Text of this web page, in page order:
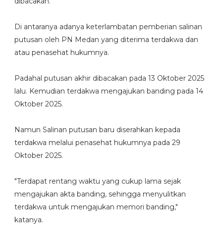
Di antaranya adanya keterlambatan pemberian salinan
putusan oleh PN Medan yang diterima terdakwa dan
atau penasehat hukumnya.
Padahal putusan akhir dibacakan pada 13 Oktober 2025
lalu. Kemudian terdakwa mengajukan banding pada 14
Oktober 2025.
Namun Salinan putusan baru diserahkan kepada
terdakwa melalui penasehat hukumnya pada 29
Oktober 2025.
"Terdapat rentang waktu yang cukup lama sejak
mengajukan akta banding, sehingga menyulitkan
terdakwa untuk mengajukan memori banding,"
katanya.